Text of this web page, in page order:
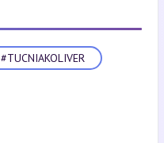
#TUCNIAKOLIVER